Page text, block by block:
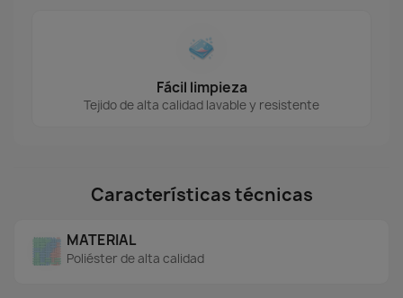
Fácil limpieza
Tejido de alta calidad lavable y resistente
Características técnicas
MATERIAL
Poliéster de alta calidad